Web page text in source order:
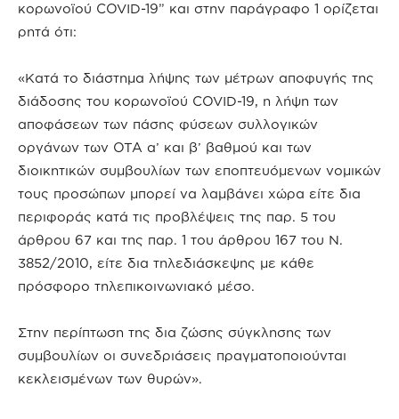
κορωνοϊού COVID-19” και στην παράγραφο 1 ορίζεται
ρητά ότι:
«Κατά το διάστημα λήψης των μέτρων αποφυγής της
διάδοσης του κορωνοϊού COVID-19, η λήψη των
αποφάσεων των πάσης φύσεων συλλογικών
οργάνων των ΟΤΑ α’ και β’ βαθμού και των
διοικητικών συμβουλίων των εποπτευόμενων νομικών
τους προσώπων μπορεί να λαμβάνει χώρα είτε δια
περιφοράς κατά τις προβλέψεις της παρ. 5 του
άρθρου 67 και της παρ. 1 του άρθρου 167 του Ν.
3852/2010, είτε δια τηλεδιάσκεψης με κάθε
πρόσφορο τηλεπικοινωνιακό μέσο.
Στην περίπτωση της δια ζώσης σύγκλησης των
συμβουλίων οι συνεδριάσεις πραγματοποιούνται
κεκλεισμένων των θυρών».